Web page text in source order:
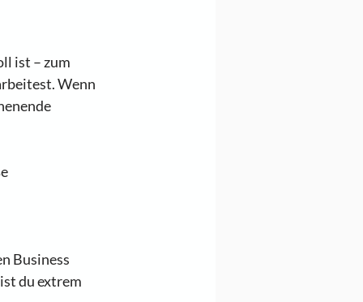
ist – zum
Wenn
Business
du extrem